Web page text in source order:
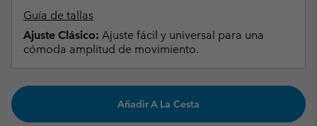
Guía de tallas
Ajuste Clásico: Ajuste fácil y universal para una
cómoda amplitud de movimiento.
Añadir A La Cesta